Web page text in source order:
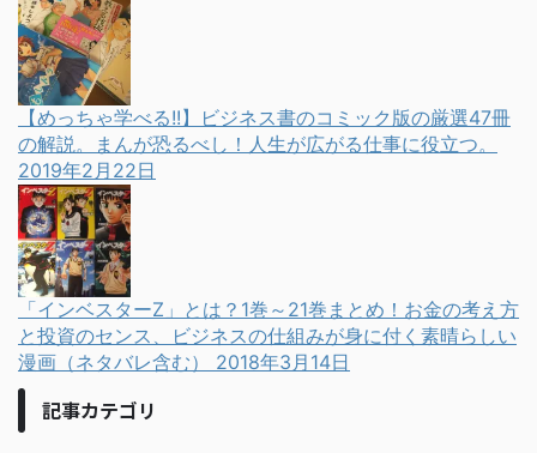
【めっちゃ学べる!!】ビジネス書のコミック版の厳選47冊
の解説。まんが恐るべし！人生が広がる仕事に役立つ。
2019年2月22日
「インベスターZ」とは？1巻～21巻まとめ！お金の考え方
と投資のセンス、ビジネスの仕組みが身に付く素晴らしい
漫画（ネタバレ含む） 2018年3月14日
記事カテゴリ